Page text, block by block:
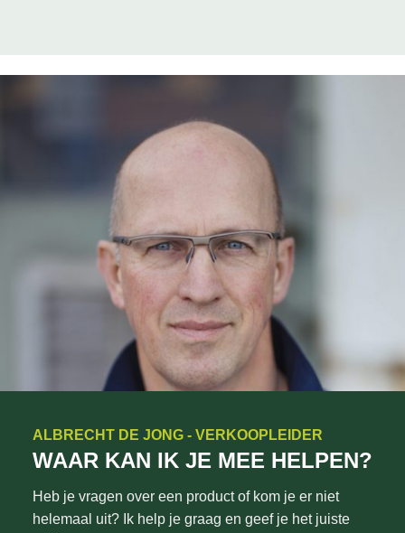
ALBRECHT DE JONG - VERKOOPLEIDER
WAAR KAN IK JE MEE HELPEN?
Heb je vragen over een product of kom je er niet
helemaal uit? Ik help je graag en geef je het juiste